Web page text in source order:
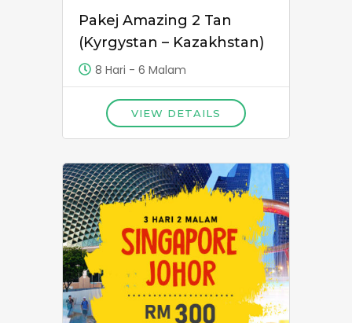
Pakej Amazing 2 Tan
(Kyrgystan – Kazakhstan)
8 Hari - 6 Malam
VIEW DETAILS